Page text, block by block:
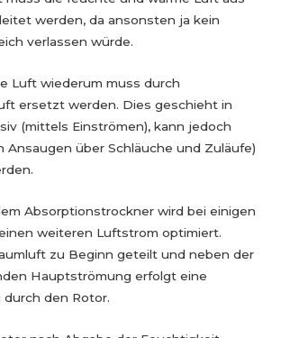
werden, da ansonsten ja kein
verlassen würde.
Luft wiederum muss durch
ersetzt werden. Dies geschieht in
(mittels Einströmen), kann jedoch
Ansaugen über Schläuche und Zuläufe)
Absorptionstrockner wird bei einigen
weiteren Luftstrom optimiert.
zu Beginn geteilt und neben der
Hauptströmung erfolgt eine
den Rotor.